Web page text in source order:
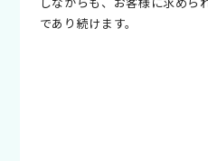
であり続けます。